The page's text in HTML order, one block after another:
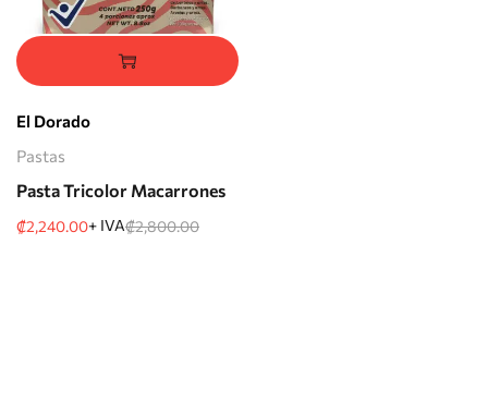
El Dorado
Pastas
Pasta Tricolor Macarrones
₡2,800.00
₡2,240.00+ IVA